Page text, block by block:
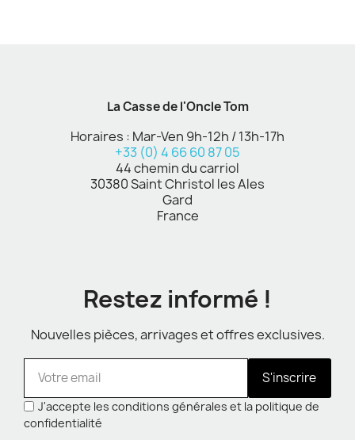
La Casse de l'Oncle Tom
Horaires : Mar-Ven 9h-12h / 13h-17h
+33 (0) 4 66 60 87 05
44 chemin du carriol
30380 Saint Christol les Ales
Gard
France
Restez informé !
Nouvelles pièces, arrivages et offres exclusives.
S'inscrire
J'accepte les conditions générales et la politique de
confidentialité